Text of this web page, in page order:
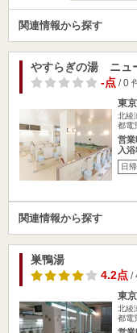
関連情報から探す
やすらぎの湯 ニュ
-点/ 0
東
北綾
都電
営
入
日
関連情報から探す
巣鴨湯
4.2点/
東
北綾
都電